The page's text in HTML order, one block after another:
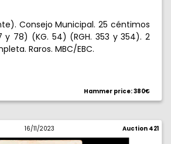
Consejo Municipal. 25 céntimos
y 78) (KG. 54) (RGH. 353 y 354). 2
Raros. MBC/EBC.
Hammer price: 380€
16/11/2023 Auction 421